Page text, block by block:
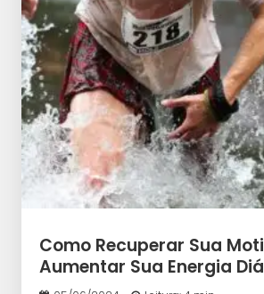
Como Recuperar Sua
Aumentar Sua Energia